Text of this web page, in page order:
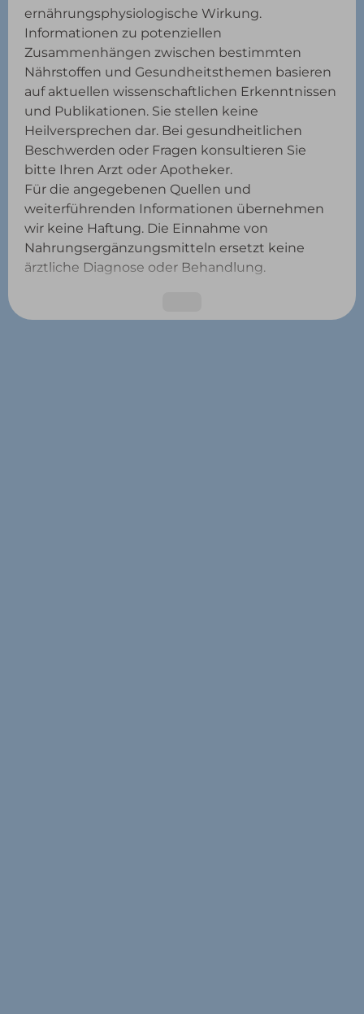
ernährungsphysiologische Wirkung.
Informationen zu potenziellen
Zusammenhängen zwischen bestimmten
Nährstoffen und Gesundheitsthemen basieren
auf aktuellen wissenschaftlichen Erkenntnissen
und Publikationen. Sie stellen keine
Heilversprechen dar. Bei gesundheitlichen
Beschwerden oder Fragen konsultieren Sie
bitte Ihren Arzt oder Apotheker.
Für die angegebenen Quellen und
weiterführenden Informationen übernehmen
wir keine Haftung. Die Einnahme von
Nahrungsergänzungsmitteln ersetzt keine
ärztliche Diagnose oder Behandlung.